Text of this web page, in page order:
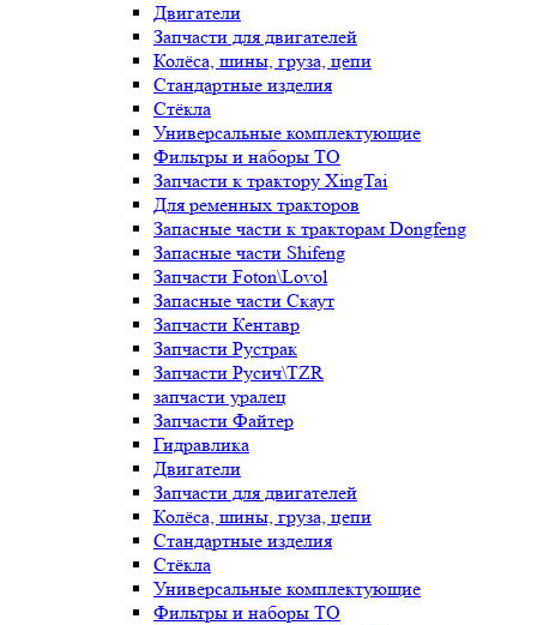
Двигатели
Запчасти для двигателей
Колёса, шины, груза, цепи
Стандартные изделия
Стёкла
Универсальные комплектующие
Фильтры и наборы ТО
Запчасти к трактору XingTai
Для ременных тракторов
Запасные части к тракторам Dongfeng
Запасные части Shifeng
Запчасти Foton\Lovol
Запасные части Скаут
Запчасти Кентавр
Запчасти Рустрак
Запчасти Русич\TZR
запчасти уралец
Запчасти Файтер
Гидравлика
Двигатели
Запчасти для двигателей
Колёса, шины, груза, цепи
Стандартные изделия
Стёкла
Универсальные комплектующие
Фильтры и наборы ТО